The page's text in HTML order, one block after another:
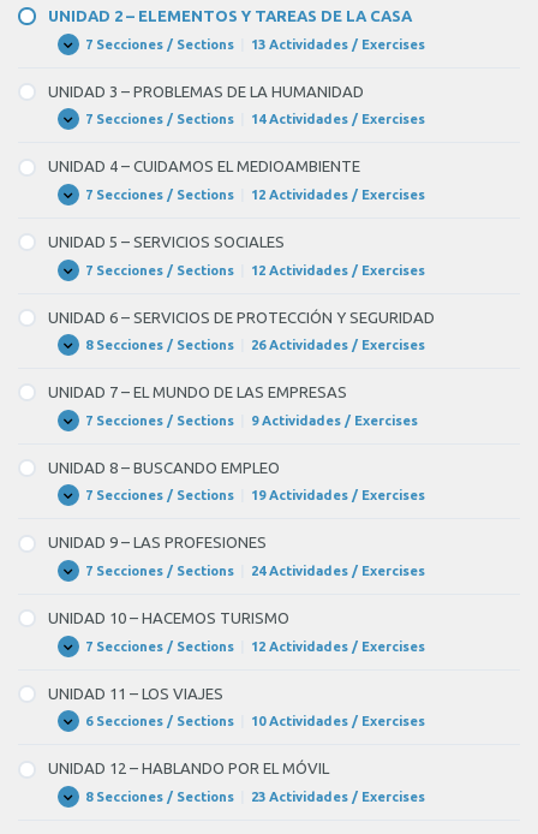
–
HOGAR,
DULCE
HOGAR
UNIDAD 2 – ELEMENTOS Y TAREAS DE LA CASA
Expandir
UNIDAD
–
ELEMENTOS
Y
TAREAS
LA
CASA
7 Secciones / Sections 13 Actividades / Exercises
UNIDAD 3 – PROBLEMAS DE LA HUMANIDAD
Expandir
UNIDAD
–
PROBLEMAS
DE
LA
7 Secciones / Sections 14 Actividades / Exercises
UNIDAD 4 – CUIDAMOS EL MEDIOAMBIENTE
Expandir
UNIDAD
–
CUIDAMOS
EL
MEDIOAMBIENTE
7 Secciones / Sections 12 Actividades / Exercises
UNIDAD 5 – SERVICIOS SOCIALES
Expandir
UNIDAD
–
SERVICIOS
SOCIALES
7 Secciones / Sections 12 Actividades / Exercises
UNIDAD 6 – SERVICIOS DE PROTECCIÓN Y SEGURIDAD
Expandir
UNIDAD
–
SERVICIOS
DE
PROTECCIÓN
SEGURIDAD
8 Secciones / Sections 26 Actividades / Exercises
UNIDAD 7 – EL MUNDO DE LAS EMPRESAS
Expandir
UNIDAD
–
EL
MUNDO
EMPRESAS
7 Secciones / Sections 9 Actividades / Exercises
UNIDAD 8 – BUSCANDO EMPLEO
Expandir
UNIDAD
–
BUSCANDO
EMPLEO
7 Secciones / Sections 19 Actividades / Exercises
UNIDAD 9 – LAS PROFESIONES
Expandir
UNIDAD
–
LAS
PROFESIONES
7 Secciones / Sections 24 Actividades / Exercises
UNIDAD 10 – HACEMOS TURISMO
Expandir
UNIDAD
–
HACEMOS
TURISMO
7 Secciones / Sections 12 Actividades / Exercises
UNIDAD 11 – LOS VIAJES
Expandir
UNIDAD
–
LOS
VIAJES
6 Secciones / Sections 10 Actividades / Exercises
UNIDAD 12 – HABLANDO POR EL MÓVIL
Expandir
UNIDAD8 Secciones / Sections 23 Actividades / Exercises